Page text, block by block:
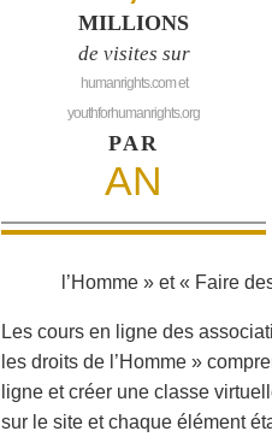
MILLIONS
de visites sur
humanrights.com et
youthforhumanrights.org
PAR
AN
l’Homme » et « Faire
Les cours en ligne des
les droits de l’Homme »
ligne et créer une classe
sur le site et chaque élément